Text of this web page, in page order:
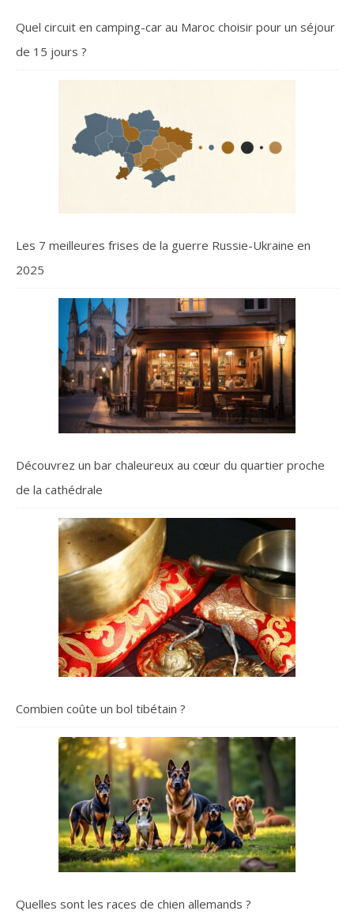
Quel circuit en camping-car au Maroc choisir pour un séjour
de 15 jours ?
Les 7 meilleures frises de la guerre Russie-Ukraine en
2025
Découvrez un bar chaleureux au cœur du quartier proche
de la cathédrale
Combien coûte un bol tibétain ?
Quelles sont les races de chien allemands ?